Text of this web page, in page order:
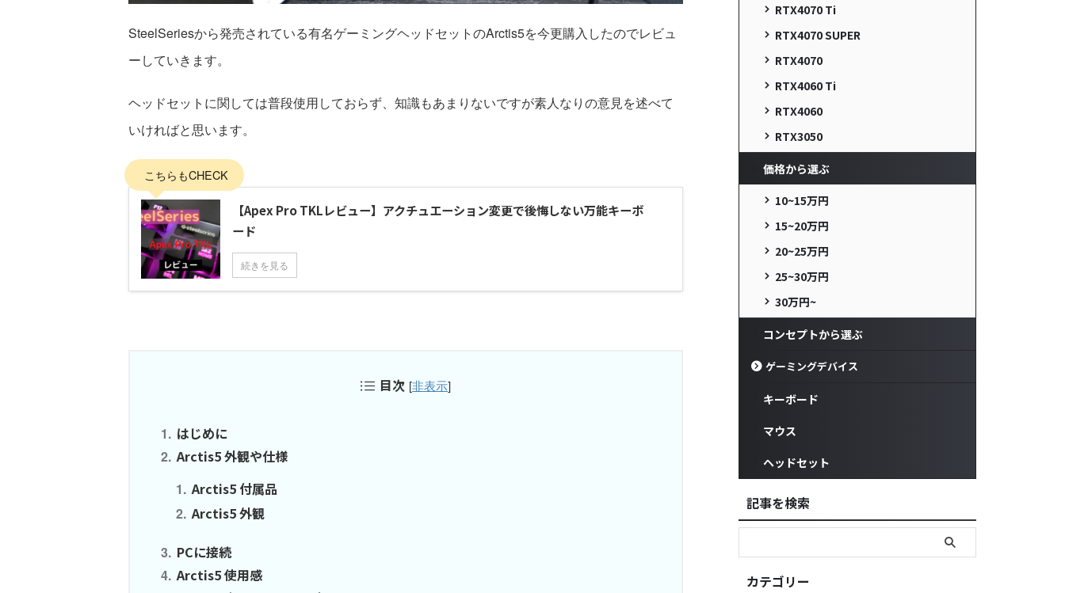
SteelSeriesから発売されている有名ゲーミングヘッドセットのArctis5を今更購入したのでレビュ
ーしていきます。
ヘッドセットに関しては普段使用しておらず、知識もあまりないですが素人なりの意見を述べて
いければと思います。
こちらもCHECK
【Apex Pro TKLレビュー】アクチュエーション変更で後悔しない万能キーボ
ード
続きを見る
目次 [非表示]
はじめに
Arctis5 外観や仕様
Arctis5 付属品
Arctis5 外観
PCに接続
Arctis5 使用感
RTX4070 Ti
RTX4070 SUPER
RTX4070
RTX4060 Ti
RTX4060
RTX3050
価格から選ぶ
10~15万円
15~20万円
20~25万円
25~30万円
30万円~
コンセプトから選ぶ
ゲーミングデバイス
キーボード
マウス
ヘッドセット
記事を検索
カテゴリー